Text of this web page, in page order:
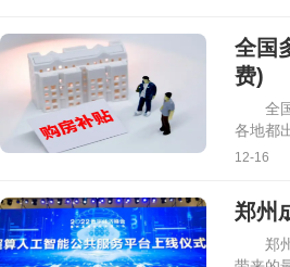
全国
费)
全
各地都
12-16
郑州
郑